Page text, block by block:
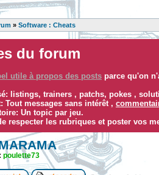
» Software : Cheats
du forum
utile à propos des posts parce qu'on
listings, trainers , patchs, pokes ,
Tout messages sans intérêt ,
Un topic par jeu.
respecter les rubriques et poster vos
poulette73